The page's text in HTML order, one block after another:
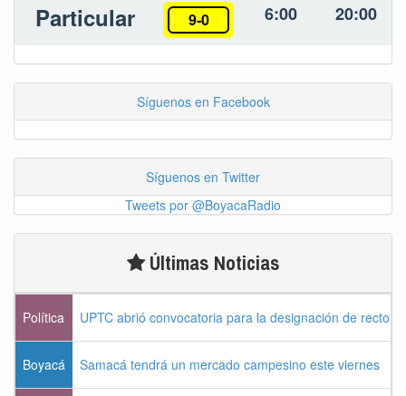
Particular 9-0 6:00 20:00
Síguenos en Facebook
Síguenos en Twitter
Tweets por @BoyacaRadio
Últimas Noticias
Política UPTC abrió convocatoria para la designación de rector
Boyacá Samacá tendrá un mercado campesino este viernes